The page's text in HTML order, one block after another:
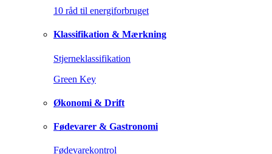
10 råd til energiforbruget
Klassifikation & Mærkning
Stjerneklassifikation
Green Key
Økonomi & Drift
Fødevarer & Gastronomi
Fødevarekontrol